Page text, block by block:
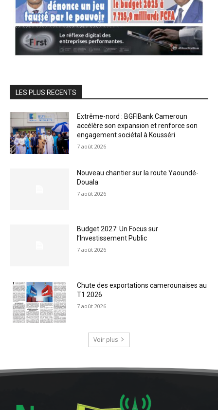
LES PLUS RECENTS
Extrême-nord : BGFIBank Cameroun
accélère son expansion et renforce son
engagement sociétal à Kousséri
7 août 2026
Nouveau chantier sur la route Yaoundé-
Douala
7 août 2026
Budget 2027: Un Focus sur
l’Investissement Public
7 août 2026
Chute des exportations camerounaises au
T1 2026
7 août 2026
Voir plus